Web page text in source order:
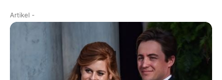
Artikel -